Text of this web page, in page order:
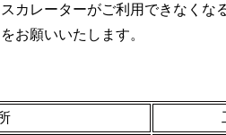
カレーターがご利用できなくな
お願いいたします。